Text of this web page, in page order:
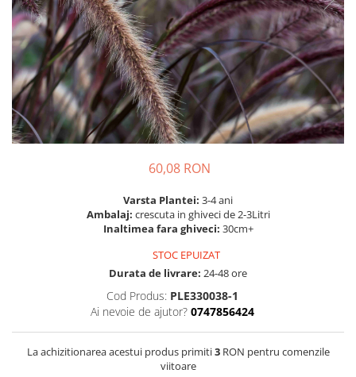
Bulbi de Echinacea
Bulbi de Frezie
Bulbi de Fritillaria
Bulbi de Gaillardia (Kokarda)
Bulbi de Gladiole
Bulbi de Irisi - Stanjenel
Bulbi de Lalele
Bulbi de Narcise
Bulbi de Ranunculus
Bulbi de Zantedeschia
Mixuri de Bulbi
Seminte de Flori
Păr - Pyrus communis
Smochini - Ficus carica
Viță de Vie - Vitis
Zmeur - Rubus
60,08 RON
Varsta Plantei: 3-4 ani
Ambalaj: crescuta in ghiveci de 2-3Litri
Inaltimea fara ghiveci: 30cm+
STOC EPUIZAT
Durata de livrare: 24-48 ore
Cod Produs: PLE330038-1
Ai nevoie de ajutor? 0747856424
La achizitionarea acestui produs primiti3RON pentru comenzile
viitoare